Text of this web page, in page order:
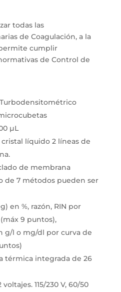
todas las
de Coagulación, a la
cumplir
de Control de
µL
líquido 2 líneas de
de membrana
de 7 métodos pueden ser
en %, razón, RIN por
9 puntos),
g/l o mg/dl por curva de
térmica integrada de 26
115/230 V, 60/50